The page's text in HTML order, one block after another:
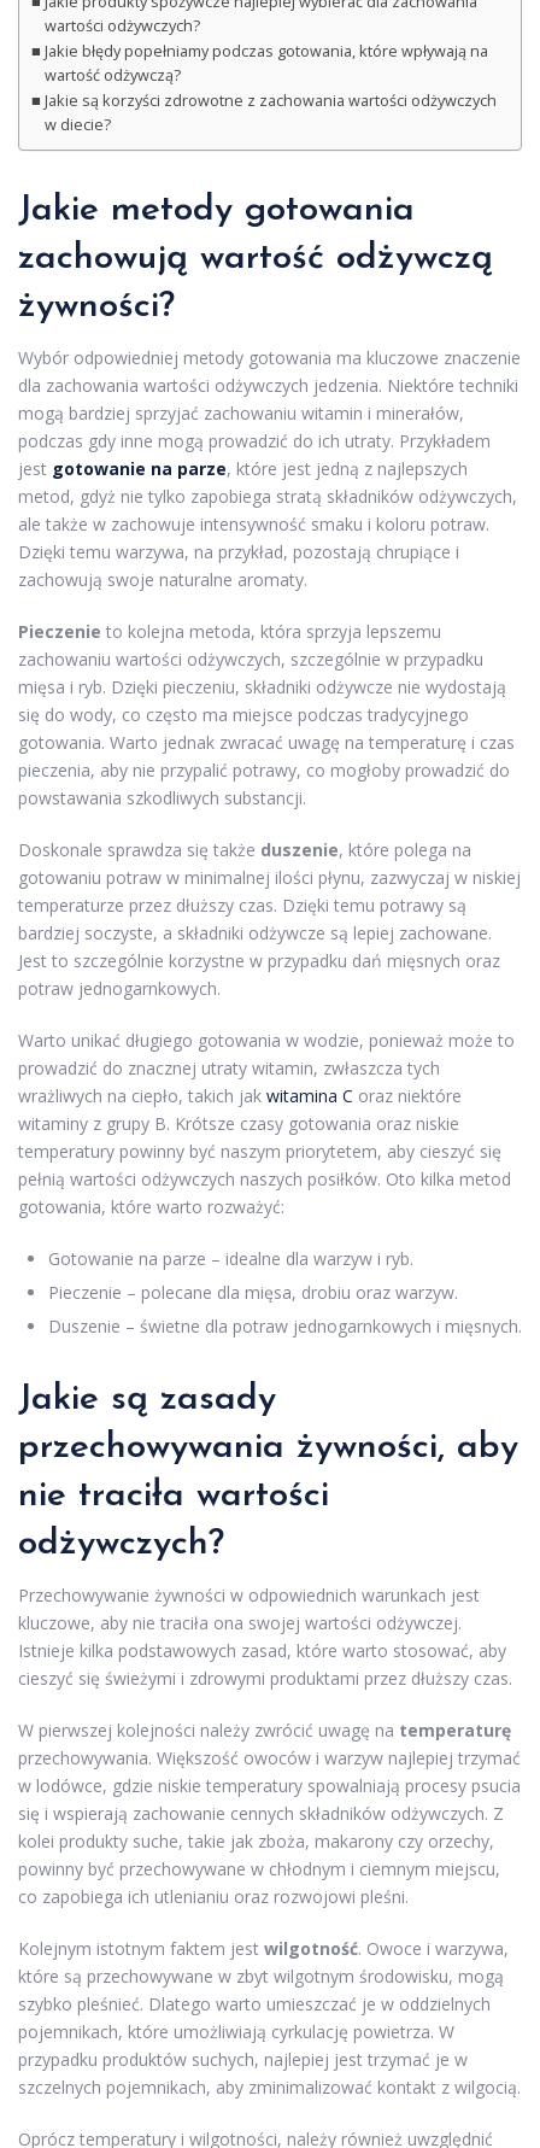
wartości odżywczych?
Jakie błędy popełniamy podczas gotowania, które wpływają na
wartość odżywczą?
Jakie są korzyści zdrowotne z zachowania wartości odżywczych
w diecie?
Jakie metody gotowania
zachowują wartość odżywczą
żywności?
Wybór odpowiedniej metody gotowania ma kluczowe znaczenie
dla zachowania wartości odżywczych jedzenia. Niektóre techniki
mogą bardziej sprzyjać zachowaniu witamin i minerałów,
podczas gdy inne mogą prowadzić do ich utraty. Przykładem
jest gotowanie na parze, które jest jedną z najlepszych
metod, gdyż nie tylko zapobiega stratą składników odżywczych,
ale także w zachowuje intensywność smaku i koloru potraw.
Dzięki temu warzywa, na przykład, pozostają chrupiące i
zachowują swoje naturalne aromaty.
Pieczenie to kolejna metoda, która sprzyja lepszemu
zachowaniu wartości odżywczych, szczególnie w przypadku
mięsa i ryb. Dzięki pieczeniu, składniki odżywcze nie wydostają
się do wody, co często ma miejsce podczas tradycyjnego
gotowania. Warto jednak zwracać uwagę na temperaturę i czas
pieczenia, aby nie przypalić potrawy, co mogłoby prowadzić do
powstawania szkodliwych substancji.
Doskonale sprawdza się także duszenie, które polega na
gotowaniu potraw w minimalnej ilości płynu, zazwyczaj w niskiej
temperaturze przez dłuższy czas. Dzięki temu potrawy są
bardziej soczyste, a składniki odżywcze są lepiej zachowane.
Jest to szczególnie korzystne w przypadku dań mięsnych oraz
potraw jednogarnkowych.
Warto unikać długiego gotowania w wodzie, ponieważ może to
prowadzić do znacznej utraty witamin, zwłaszcza tych
wrażliwych na ciepło, takich jak witamina C oraz niektóre
witaminy z grupy B. Krótsze czasy gotowania oraz niskie
temperatury powinny być naszym priorytetem, aby cieszyć się
pełnią wartości odżywczych naszych posiłków. Oto kilka metod
gotowania, które warto rozważyć:
Gotowanie na parze – idealne dla warzyw i ryb.
Pieczenie – polecane dla mięsa, drobiu oraz warzyw.
Duszenie – świetne dla potraw jednogarnkowych i mięsnych.
Jakie są zasady
przechowywania żywności, aby
nie traciła wartości
odżywczych?
Przechowywanie żywności w odpowiednich warunkach jest
kluczowe, aby nie traciła ona swojej wartości odżywczej.
Istnieje kilka podstawowych zasad, które warto stosować, aby
cieszyć się świeżymi i zdrowymi produktami przez dłuższy czas.
W pierwszej kolejności należy zwrócić uwagę na temperaturę
przechowywania. Większość owoców i warzyw najlepiej trzymać
w lodówce, gdzie niskie temperatury spowalniają procesy psucia
się i wspierają zachowanie cennych składników odżywczych. Z
kolei produkty suche, takie jak zboża, makarony czy orzechy,
powinny być przechowywane w chłodnym i ciemnym miejscu,
co zapobiega ich utlenianiu oraz rozwojowi pleśni.
Kolejnym istotnym faktem jest wilgotność. Owoce i warzywa,
które są przechowywane w zbyt wilgotnym środowisku, mogą
szybko pleśnieć. Dlatego warto umieszczać je w oddzielnych
pojemnikach, które umożliwiają cyrkulację powietrza. W
przypadku produktów suchych, najlepiej jest trzymać je w
szczelnych pojemnikach, aby zminimalizować kontakt z wilgocią.
Oprócz temperatury i wilgotności, należy również uwzględnić